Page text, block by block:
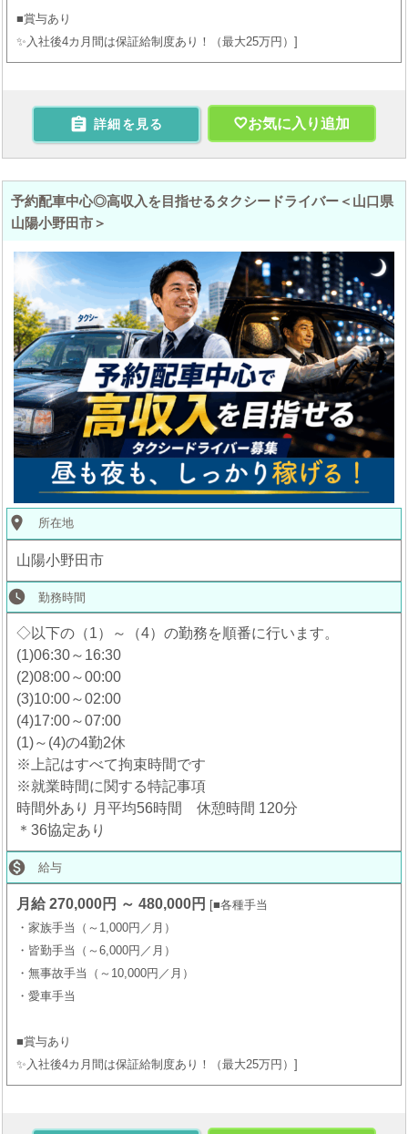
■賞与あり
✨入社後4カ月間は保証給制度あり！（最大25万円）
 詳細を見る お気に入り追加
予約配車中心◎高収入を目指せるタクシードライバー＜山口県
山陽小野田市＞
place 所在地
山陽小野田市
watch_later 勤務時間
◇以下の（1）～（4）の勤務を順番に行います。
(1)06:30～16:30
(2)08:00～00:00
(3)10:00～02:00
(4)17:00～07:00
(1)～(4)の4勤2休
※上記はすべて拘束時間です
※就業時間に関する特記事項
時間外あり 月平均56時間 休憩時間 120分
＊36協定あり
 給与
月給 270,000円 ～ 480,000円
■各種手当
・家族手当（～1,000円／月）
・皆勤手当（～6,000円／月）
・無事故手当（～10,000円／月）
・愛車手当
■賞与あり
✨入社後4カ月間は保証給制度あり！（最大25万円）